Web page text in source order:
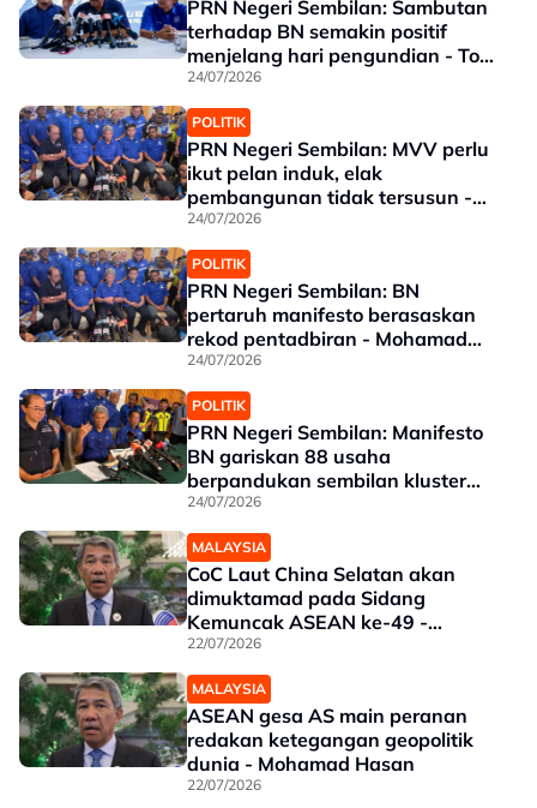
PRN Negeri Sembilan: Sambutan
terhadap BN semakin positif
menjelang hari pengundian - Tok
Mat
24/07/2026
POLITIK
PRN Negeri Sembilan: MVV perlu
ikut pelan induk, elak
pembangunan tidak tersusun -
Mohamad Hasan
24/07/2026
POLITIK
PRN Negeri Sembilan: BN
pertaruh manifesto berasaskan
rekod pentadbiran - Mohamad
Hasan
24/07/2026
POLITIK
PRN Negeri Sembilan: Manifesto
BN gariskan 88 usaha
berpandukan sembilan kluster
teras
24/07/2026
MALAYSIA
CoC Laut China Selatan akan
dimuktamad pada Sidang
Kemuncak ASEAN ke-49 -
Mohamad Hasan
22/07/2026
MALAYSIA
ASEAN gesa AS main peranan
redakan ketegangan geopolitik
dunia - Mohamad Hasan
22/07/2026